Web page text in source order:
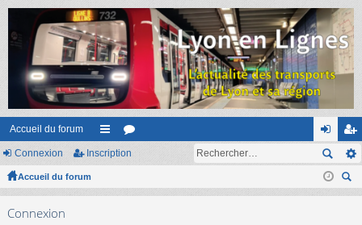
Accueil du forum
ac or on
ne
ns
cri
Connexion Inscription
Accueil du forum
ec
Connexion